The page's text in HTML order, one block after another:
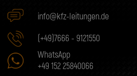
info@kfz-leitungen.de
(+49)7666 - 9121550
WhatsApp
+49 152 25840066